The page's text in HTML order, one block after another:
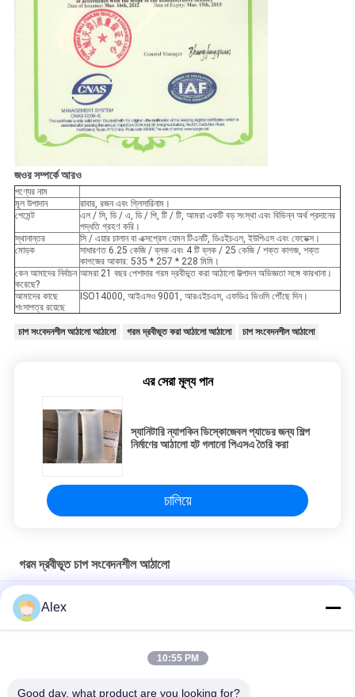
জওর সম্পর্কে আরও
পণ্যের নাম
মূল উপাদান
রাবার, রজন এবং গ্লিসারিনাম।
পেমেন্ট
এল / সি, ডি / এ, ডি / পি, টি / টি, আমরা একটি বড় সংস্থা এবং বিভিন্ন অর্থ প্রদানের
পদ্ধতি গ্রহণ করি।
স্থানান্তর
সি / এয়ার চালান বা এক্সপ্রেস যেমন টিএনটি, ডিএইচএল, ইউপিএস এবং ফেডেক্স।
মোড়ক
সাধারণত 6.25 কেজি / ব্লক এবং 4 টি ব্লক / 25 কেজি / শক্ত কাগজ, শক্ত
কাগজের আকার: 535 * 257 * 228 মিমি।
কেন আমাদের নির্বাচন
করেছে?
আমরা 21 বছর পেশাদার গরম দ্রবীভূত করা আঠালো উত্পাদন অভিজ্ঞতা সঙ্গে কারখানা।
আমাদের কাছে
শংসাপত্র রয়েছে
ISO14000, আইএসও 9001, আরএইচএস, এফডিএ ভিওসি পৌঁছে দিন।
চাপ সংবেদনশীল আঠালো আঠালো গরম দ্রবীভূত করা আঠালো আঠালো চাপ সংবেদনশীল আঠালো
এর সেরা মূল্য পান
স্যানিটারি ন্যাপকিন ডিস্কোজেবল প্যাডের জন্য শিল্প
নির্মাণের আঠালো হট গলানো পিএসএ তৈরি করা
চালিয়ে
গরম দ্রবীভূত চাপ সংবেদনশীল আঠালো
ভালো তাপ-প্রতিরোধী এবং উচ্চ শিয়ার শক্তি সম্পন্ন পিএসএ আঠা, ডিজিটাল লেবেলের জন্য
হট মেল্ট আঠা
Alex
10:55 PM
Good day, what product are you looking for?